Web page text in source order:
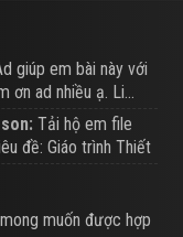
giúp em bài này với
ơn ad nhiều ạ. Li...
Tải hộ em file
đề: Giáo trình Thiết
muốn được hợp